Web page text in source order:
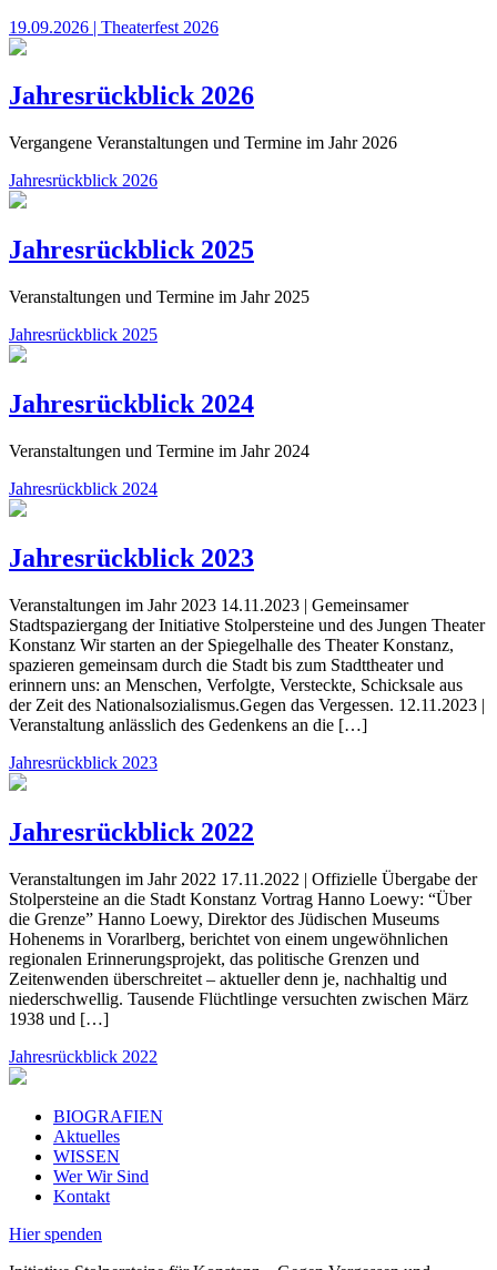
19.09.2026 | Theaterfest 2026
Jahresrückblick 2026
Vergangene Veranstaltungen und Termine im Jahr 2026
Jahresrückblick 2026
Jahresrückblick 2025
Veranstaltungen und Termine im Jahr 2025
Jahresrückblick 2025
Jahresrückblick 2024
Veranstaltungen und Termine im Jahr 2024
Jahresrückblick 2024
Jahresrückblick 2023
Veranstaltungen im Jahr 2023 14.11.2023 | Gemeinsamer
Stadtspaziergang der Initiative Stolpersteine und des Jungen Theater
Konstanz Wir starten an der Spiegelhalle des Theater Konstanz,
spazieren gemeinsam durch die Stadt bis zum Stadttheater und
erinnern uns: an Menschen, Verfolgte, Versteckte, Schicksale aus
der Zeit des Nationalsozialismus.Gegen das Vergessen. 12.11.2023 |
Veranstaltung anlässlich des Gedenkens an die […]
Jahresrückblick 2023
Jahresrückblick 2022
Veranstaltungen im Jahr 2022 17.11.2022 | Offizielle Übergabe der
Stolpersteine an die Stadt Konstanz Vortrag Hanno Loewy: “Über
die Grenze” Hanno Loewy, Direktor des Jüdischen Museums
Hohenems in Vorarlberg, berich­tet von einem ungewöhnlichen
regionalen Erinnerungsprojekt, das politische Grenzen und
Zeitenwenden überschreitet – aktuel­ler denn je, nachhaltig und
nieder­schwellig. Tausende Flüchtlinge versuchten zwischen März
1938 und […]
Jahresrückblick 2022
BIOGRAFIEN
Aktuelles
WISSEN
Wer Wir Sind
Kontakt
Hier spenden